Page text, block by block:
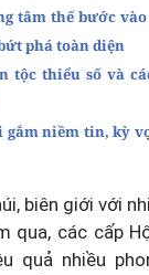
tâm thế bước
phá toàn diện
tộc thiểu số và
gắm niềm tin, kỳ
biên giới với
qua, các cấp
quả nhiều